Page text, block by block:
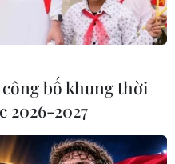
bố khung thời
2026-2027